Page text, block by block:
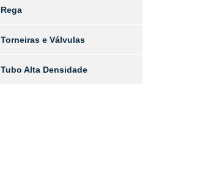
Rega
Torneiras e Válvulas
Tubo Alta Densidade